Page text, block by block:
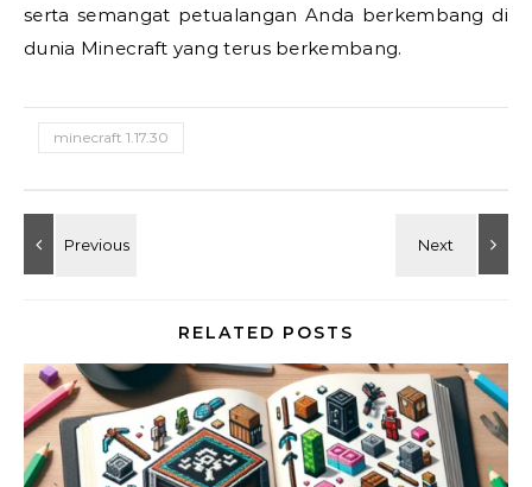
serta semangat petualangan Anda berkembang di
dunia Minecraft yang terus berkembang.
minecraft 1.17.30
RELATED POSTS